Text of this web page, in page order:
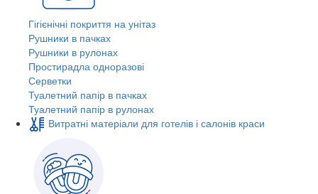
Гігієнічні покриття на унітаз
Рушники в пачках
Рушники в рулонах
Простирадла одноразові
Серветки
Туалетний папір в пачках
Туалетний папір в рулонах
Витратні матеріали для готелів і салонів краси